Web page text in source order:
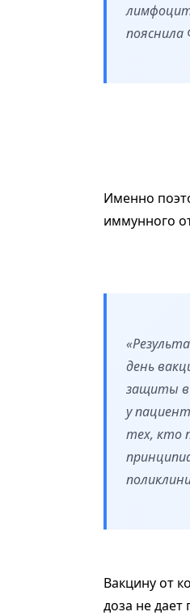
пояснила
Именно
иммунного
день
защиты в
у
тех, кто
Вакцину от
доза не